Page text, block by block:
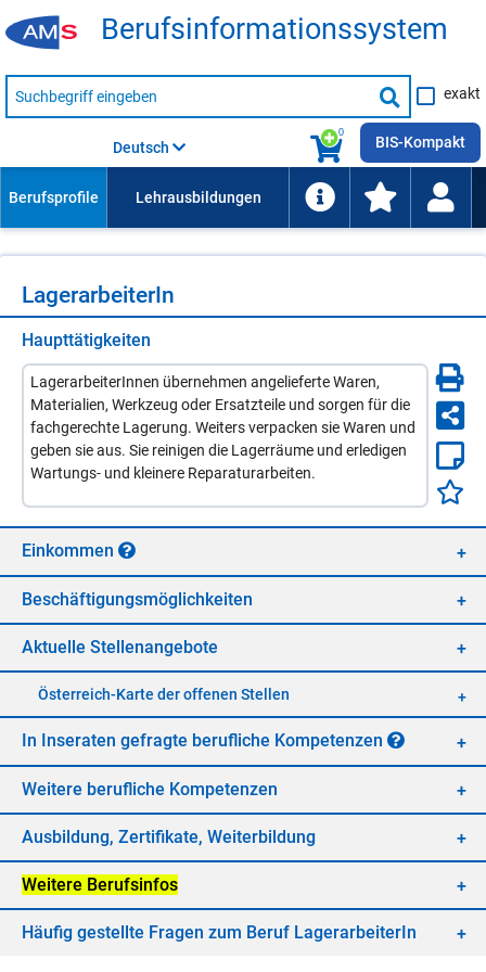
Be­rufs­in­for­ma­ti­ons­sys­tem
Suche
nach
Suche
starten
exakt
0
Deutsch BIS-Kompakt
La­ger­ar­bei­te­rIn
Haupttätigkeiten
LagerarbeiterInnen übernehmen angelieferte Waren,
Materialien, Werkzeug oder Ersatzteile und sorgen für die
fachgerechte Lagerung. Weiters verpacken sie Waren und
geben sie aus. Sie reinigen die Lagerräume und erledigen
Wartungs- und kleinere Reparaturarbeiten.
Ein­kom­men
Be­schäf­ti­gungs­mög­lich­kei­ten
Ak­tu­el­le Stel­len­an­ge­bo­te
Öster­reich-Kar­te der of­fe­nen Stel­len
In In­se­ra­ten ge­frag­te be­ruf­li­che Kom­pe­ten­zen
Wei­te­re be­ruf­li­che Kom­pe­ten­zen
Aus­bil­dung, Zer­ti­fi­ka­te, Wei­ter­bil­dung
Wei­te­re Be­rufs­in­fos
Häu­fig ge­stell­te Fra­gen zum Be­ruf La­ger­ar­bei­te­rIn